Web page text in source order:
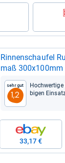
Rin­nen­schau­fel
maß 300x100mm
Sehr gut
1,2
bi­gen
33,17 €